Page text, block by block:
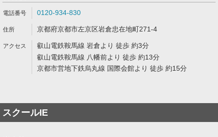
0120-934-830
京都府京都市左京区岩倉忠在地町271-4
叡山電鉄鞍馬線 岩倉より 徒歩 約3分
叡山電鉄鞍馬線 八幡前より 徒歩 約13分
京都市営地下鉄烏丸線 国際会館より 徒歩 約15分
スクールIE